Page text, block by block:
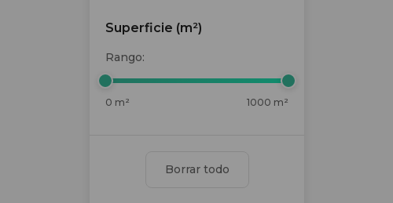
Superficie (m²)
Rango:
0 m² 1000 m²
Borrar todo